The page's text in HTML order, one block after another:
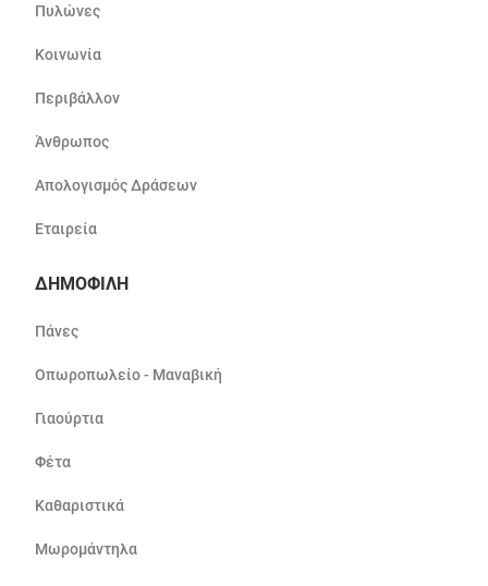
Πυλώνες
Κοινωνία
Περιβάλλον
Άνθρωπος
Απολογισμός Δράσεων
Εταιρεία
ΔΗΜΟΦΙΛΗ
Πάνες
Οπωροπωλείο - Μαναβική
Γιαούρτια
Φέτα
Καθαριστικά
Μωρομάντηλα